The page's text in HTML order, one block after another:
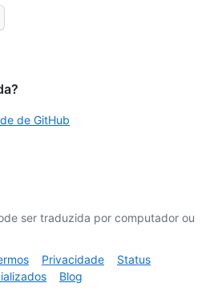
de GitHub
ser traduzida por computador ou
Privacidade
Status
Blog